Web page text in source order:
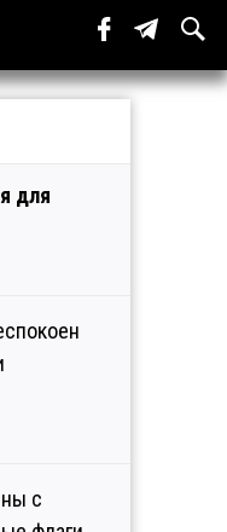
для
с